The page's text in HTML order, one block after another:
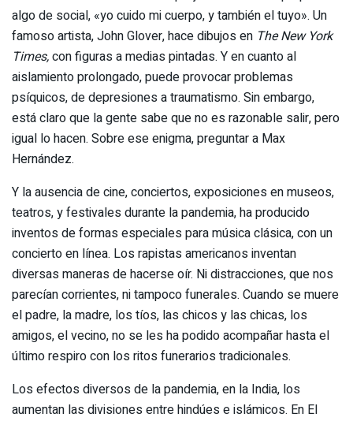
algo de social, «yo cuido mi cuerpo, y también el tuyo». Un
famoso artista, John Glover, hace dibujos en The New York
Times,con figuras a medias pintadas. Y en cuanto al
aislamiento prolongado, puede provocar problemas
psíquicos, de depresiones a traumatismo. Sin embargo,
está claro que la gente sabe que no es razonable salir, pero
igual lo hacen. Sobre ese enigma, preguntar a Max
Hernández.
Y la ausencia de cine, conciertos, exposiciones en museos,
teatros, y festivales durante la pandemia, ha producido
inventos de formas especiales para música clásica, con un
concierto en línea. Los rapistas americanos inventan
diversas maneras de hacerse oír. Ni distracciones, que nos
parecían corrientes, ni tampoco funerales. Cuando se muere
el padre, la madre, los tíos, las chicos y las chicas, los
amigos, el vecino, no se les ha podido acompañar hasta el
último respiro con los ritos funerarios tradicionales.
Los efectos diversos de la pandemia, en la India, los
aumentan las divisiones entre hindúes e islámicos. En El